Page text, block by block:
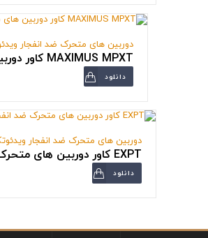
دوربین های متحرک ضد انفجار
MAXIMUS MPXT کاور دوربین های متحرک ضد انفجار
دانلود
دوربین های متحرک ضد انفجار
EXPT کاور دوربین های متحرک ضد انفجار
دانلود